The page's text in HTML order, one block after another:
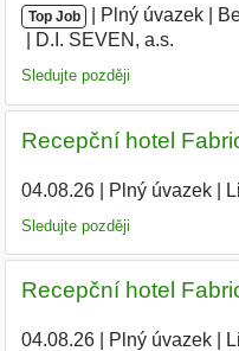
Top Job Plný úvazek
D.I. SEVEN, a.s.
Sledujte později
Recepční hotel
04.08.26| Plný úvazek|
Sledujte později
Recepční hotel
04.08.26| Plný úvazek|